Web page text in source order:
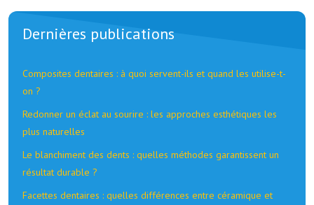
Dernières publications
Composites dentaires : à quoi servent-ils et quand les utilise-t-
on ?
Redonner un éclat au sourire : les approches esthétiques les
plus naturelles
Le blanchiment des dents : quelles méthodes garantissent un
résultat durable ?
Facettes dentaires : quelles différences entre céramique et